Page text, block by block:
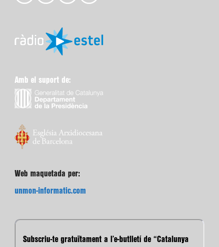
Amb el suport de:
Web maquetada per:
unmon-informatic.com
Subscriu-te gratuïtament a l’e-butlletí de “Catalunya